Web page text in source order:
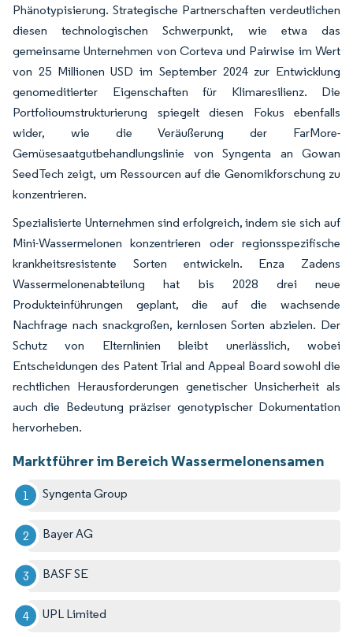
Phänotypisierung. Strategische Partnerschaften verdeutlichen
diesen technologischen Schwerpunkt, wie etwa das
gemeinsame Unternehmen von Corteva und Pairwise im Wert
von 25 Millionen USD im September 2024 zur Entwicklung
genomeditierter Eigenschaften für Klimaresilienz. Die
Portfolioumstrukturierung spiegelt diesen Fokus ebenfalls
wider, wie die Veräußerung der FarMore-
Gemüsesaatgutbehandlungslinie von Syngenta an Gowan
SeedTech zeigt, um Ressourcen auf die Genomikforschung zu
konzentrieren.
Spezialisierte Unternehmen sind erfolgreich, indem sie sich auf
Mini-Wassermelonen konzentrieren oder regionsspezifische
krankheitsresistente Sorten entwickeln. Enza Zadens
Wassermelonenabteilung hat bis 2028 drei neue
Produkteinführungen geplant, die auf die wachsende
Nachfrage nach snackgroßen, kernlosen Sorten abzielen. Der
Schutz von Elternlinien bleibt unerlässlich, wobei
Entscheidungen des Patent Trial and Appeal Board sowohl die
rechtlichen Herausforderungen genetischer Unsicherheit als
auch die Bedeutung präziser genotypischer Dokumentation
hervorheben.
Marktführer im Bereich Wassermelonensamen
Syngenta Group
Bayer AG
BASF SE
UPL Limited